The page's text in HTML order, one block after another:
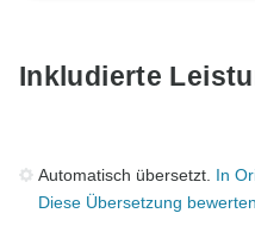
Inkludierte
Automatisch übersetzt. In
Diese Übersetzung bewerten